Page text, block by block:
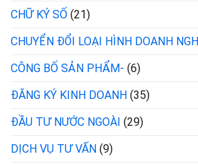
CHỮ KÝ SỐ (21)
CHUYỂN ĐỔI LOẠI HÌNH DOANH
CÔNG BỐ SẢN PHẨM- (6)
ĐĂNG KÝ KINH DOANH (35)
ĐẦU TƯ NƯỚC NGOÀI (29)
DỊCH VỤ TƯ VẤN (9)